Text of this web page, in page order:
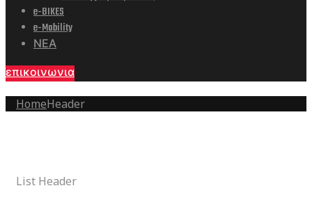
e-BIKES
e-Mobility
ΝΕΑ
επικοινωνια
HomeHeader
List Header